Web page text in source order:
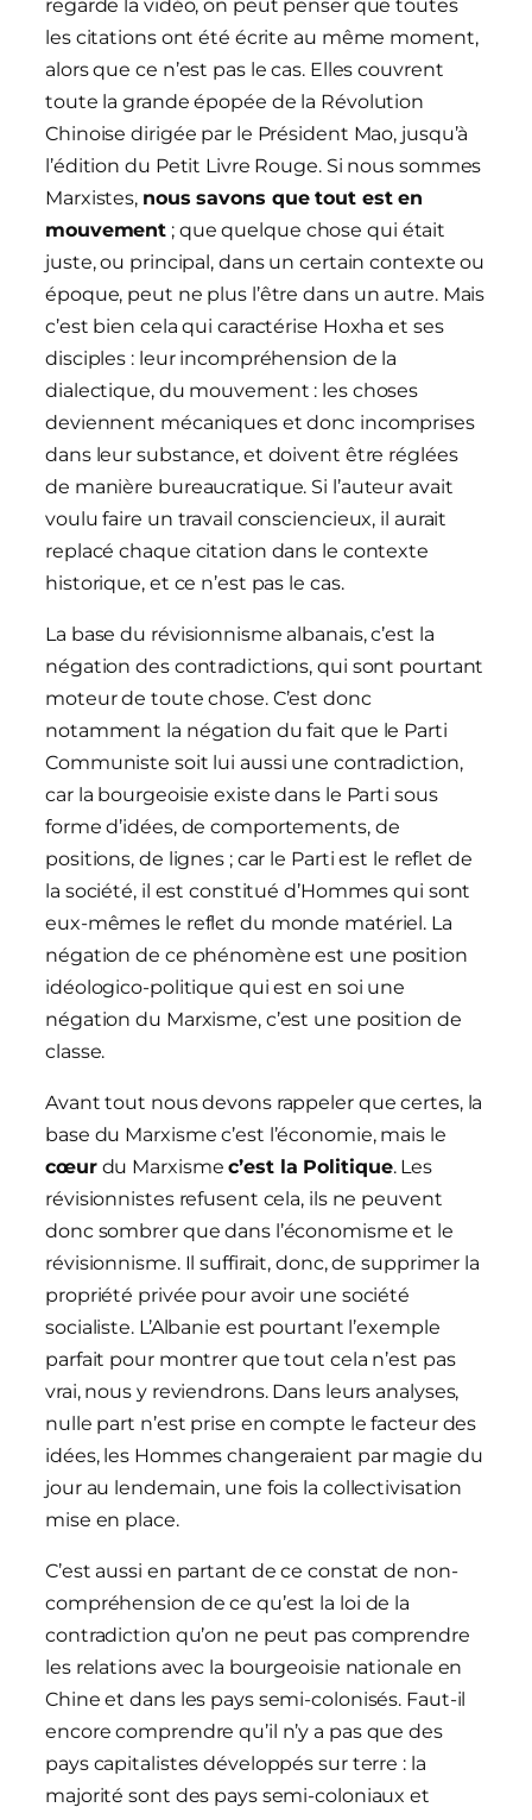
regarde la vidéo, on peut penser que toutes
les citations ont été écrite au même moment,
alors que ce n’est pas le cas. Elles couvrent
toute la grande épopée de la Révolution
Chinoise dirigée par le Président Mao, jusqu’à
l’édition du Petit Livre Rouge. Si nous sommes
Marxistes, nous savons que tout est en
mouvement ; que quelque chose qui était
juste, ou principal, dans un certain contexte ou
époque, peut ne plus l’être dans un autre. Mais
c’est bien cela qui caractérise Hoxha et ses
disciples : leur incompréhension de la
dialectique, du mouvement : les choses
deviennent mécaniques et donc incomprises
dans leur substance, et doivent être réglées
de manière bureaucratique. Si l’auteur avait
voulu faire un travail consciencieux, il aurait
replacé chaque citation dans le contexte
historique, et ce n’est pas le cas.
La base du révisionnisme albanais, c’est la
négation des contradictions, qui sont pourtant
moteur de toute chose. C’est donc
notamment la négation du fait que le Parti
Communiste soit lui aussi une contradiction,
car la bourgeoisie existe dans le Parti sous
forme d’idées, de comportements, de
positions, de lignes ; car le Parti est le reflet de
la société, il est constitué d’Hommes qui sont
eux-mêmes le reflet du monde matériel. La
négation de ce phénomène est une position
idéologico-politique qui est en soi une
négation du Marxisme, c’est une position de
classe.
Avant tout nous devons rappeler que certes, la
base du Marxisme c’est l’économie, mais le
cœurdu Marxismec’est la Politique. Les
révisionnistes refusent cela, ils ne peuvent
donc sombrer que dans l’économisme et le
révisionnisme. Il suffirait, donc, de supprimer la
propriété privée pour avoir une société
socialiste. L’Albanie est pourtant l’exemple
parfait pour montrer que tout cela n’est pas
vrai, nous y reviendrons. Dans leurs analyses,
nulle part n’est prise en compte le facteur des
idées, les Hommes changeraient par magie du
jour au lendemain, une fois la collectivisation
mise en place.
C’est aussi en partant de ce constat de non-
compréhension de ce qu’est la loi de la
contradiction qu’on ne peut pas comprendre
les relations avec la bourgeoisie nationale en
Chine et dans les pays semi-colonisés. Faut-il
encore comprendre qu’il n’y a pas que des
pays capitalistes développés sur terre : la
majorité sont des pays semi-coloniaux et